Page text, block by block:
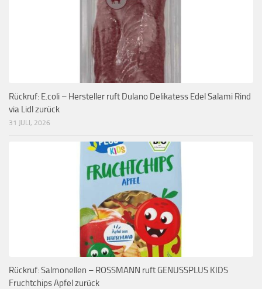
Rückruf: E.coli – Hersteller ruft Dulano Delikatess Edel Salami Rind
via Lidl zurück
31 JULI, 2026
Rückruf: Salmonellen – ROSSMANN ruft GENUSSPLUS KIDS
Fruchtchips Apfel zurück